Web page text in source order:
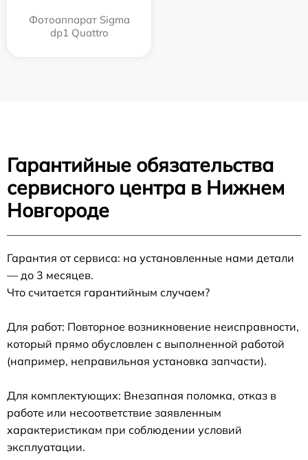
Фотоаппарат Sigma
dp1 Quattro
Гарантийные обязательства
сервисного центра в Нижнем
Новгороде
Гарантия от сервиса: на установленные нами детали
— до 3 месяцев.
Что считается гарантийным случаем?
Для работ: Повторное возникновение неисправности,
который прямо обусловлен с выполненной работой
(например, неправильная установка запчасти).
Для комплектующих: Внезапная поломка, отказ в
работе или несоответствие заявленным
характеристикам при соблюдении условий
эксплуатации.